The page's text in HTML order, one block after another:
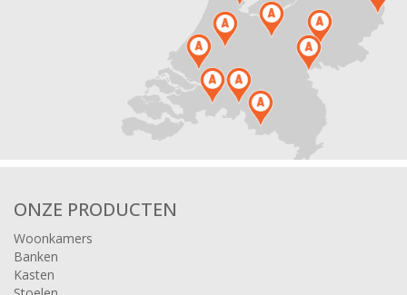
ONZE PRODUCTEN
Woonkamers
Banken
Kasten